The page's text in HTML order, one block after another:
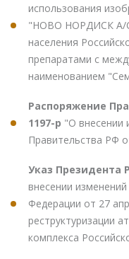
использования
"НОВО НОРДИСК А/
населения
препаратами с
наименованием
Распоряжение
1197-р "О внесении
Правительства РФ
Указ Президента
внесении
Федерации от 27
реструктуризации
комплекса